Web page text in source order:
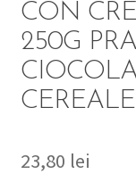
TROLERE
ARTICOLE VOIAJ
CON
250G
CEREALE
23,80 lei